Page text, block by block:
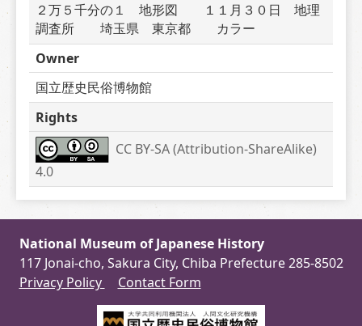
２万５千分の１　地形図　　１１月３０日　地理
調査所　　埼玉県　東京都　　カラー
Owner
国立歴史民俗博物館
Rights
CC BY-SA (Attribution-ShareAlike)
4.0
National Museum of Japanese History
117 Jonai-cho, Sakura City, Chiba Prefecture 285-8502
Privacy Policy
Contact Form